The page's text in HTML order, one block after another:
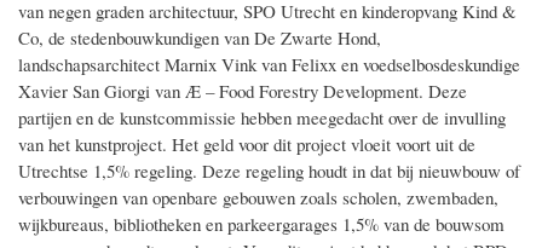
van negen graden architectuur, SPO Utrecht en kinderopvang Kind &
Co, de stedenbouwkundigen van De Zwarte Hond,
landschapsarchitect Marnix Vink van Felixx en voedselbosdeskundige
Xavier San Giorgi van Æ – Food Forestry Development. Deze
partijen en de kunstcommissie hebben meegedacht over de invulling
van het kunstproject. Het geld voor dit project vloeit voort uit de
Utrechtse 1,5% regeling. Deze regeling houdt in dat bij nieuwbouw of
verbouwingen van openbare gebouwen zoals scholen, zwembaden,
wijkbureaus, bibliotheken en parkeergarages 1,5% van de bouwsom